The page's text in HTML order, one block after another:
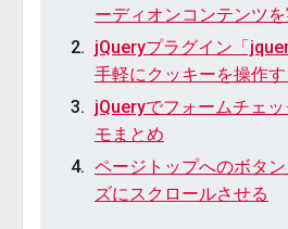
ーディオンコンテンツ
jQueryプラグイン「
手軽にクッキーを操作す
jQueryでフォームチェ
モまとめ
ページトップへのボタ
ズにスクロールさせる